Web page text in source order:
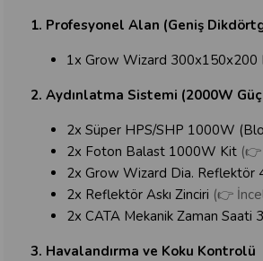
1. Profesyonel Alan (Geniş
1x Grow Wizard 300x150x200
2. Aydınlatma Sistemi (2000W
2x Süper HPS/SHP 1000W
2x Foton Balast 1000W Kit
2x Grow Wizard Dia. Reflektör
2x Reflektör Askı Zinciri (👉
2x CATA Mekanik Zaman Saati
3. Havalandırma ve Koku Kontrolü